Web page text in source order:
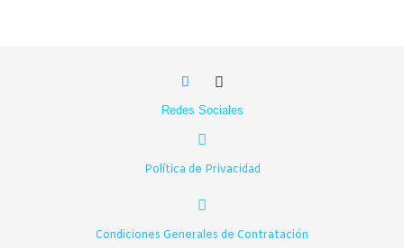
opciones
se
en
de
Redes Sociales
Política de Privacidad
Condiciones Generales de Contratación